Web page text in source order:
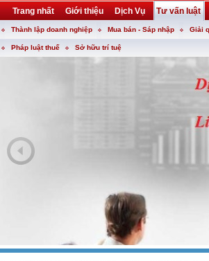
Trang nhất Giới thiệu Dịch Vụ Tư vấn luật
Khuyến mại Liên hệ forum utility
Thành lập doanh nghiệp Mua bán - Sáp nhập Giải
Pháp luật thuế Sở hữu trí tuệ